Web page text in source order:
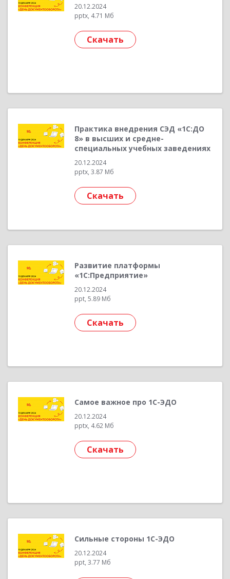
20.12.2024
pptx, 4.71 Мб
Скачать
Практика внедрения СЭД «1С:ДО
8» в высших и средне-
специальных учебных заведениях
20.12.2024
pptx, 3.87 Мб
Скачать
Развитие платформы
«1С:Предприятие»
20.12.2024
ppt, 5.89 Мб
Скачать
Самое важное про 1С-ЭДО
20.12.2024
pptx, 4.62 Мб
Скачать
Сильные стороны 1С-ЭДО
20.12.2024
ppt, 3.77 Мб